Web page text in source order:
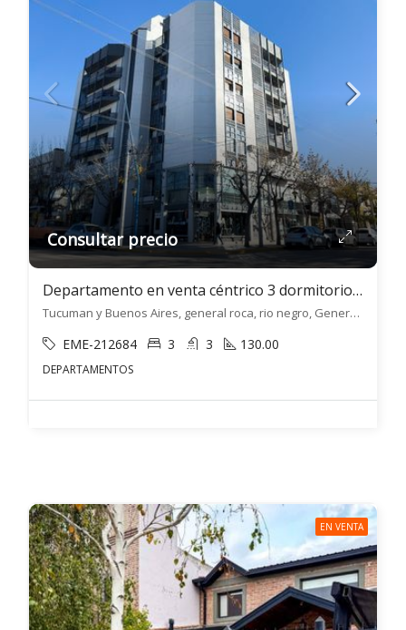
Consultar precio
Departamento en venta céntrico 3 dormitorios c/ cochera en General Roca
Tucuman y Buenos Aires, general roca, rio negro, General Roca, General Roca
EME-212684 3 3 130.00
DEPARTAMENTOS
EN VENTA